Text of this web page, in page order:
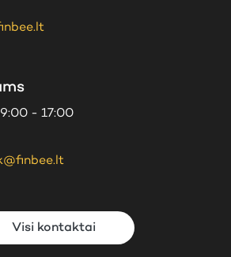
- 17:00
Visi kontaktai